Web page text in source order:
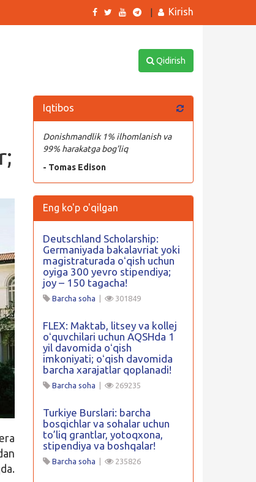
Kirish
Qidirish
Iqtibos
Donishmandlik 1% ilhomlanish va
99% harakatga bog’liq
- Tomas Edison
Eng ko'p o'qilgan
Deutschland Scholarship:
Germaniyada bakalavriat yoki
magistraturada oʻqish uchun
oyiga 300 yevro stipendiya;
joy – 150 tagacha!
Barcha soha 301849
FLEX: Maktab, litsey va kollej
oʻquvchilari uchun AQSHda 1
yil davomida oʻqish
imkoniyati; oʻqish davomida
barcha xarajatlar qoplanadi!
Barcha soha 269235
Turkiye Burslari: barcha
bosqichlar va sohalar uchun
to’liq grantlar, yotoqxona,
stipendiya va boshqalar!
Barcha soha 235826